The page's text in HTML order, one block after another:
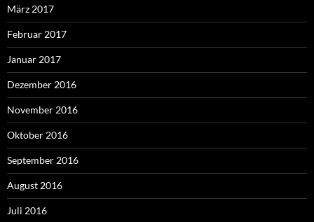
März 2017
Februar 2017
Januar 2017
Dezember 2016
November 2016
Oktober 2016
September 2016
August 2016
Juli 2016